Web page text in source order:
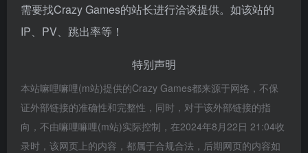
需要找Crazy Games的站长进行洽谈提供。如该站的
IP、PV、跳出率等！
特别声明
本站嘛哩嘛哩(m站)提供的Crazy Games都来源于网络，不保
证外部链接的准确性和完整性，同时，对于该外部链接的指
向，不由嘛哩嘛哩(m站)实际控制，在2024年8月22日 21:04收
录时，该网页上的内容，都属于合规合法，后期网页的内容如